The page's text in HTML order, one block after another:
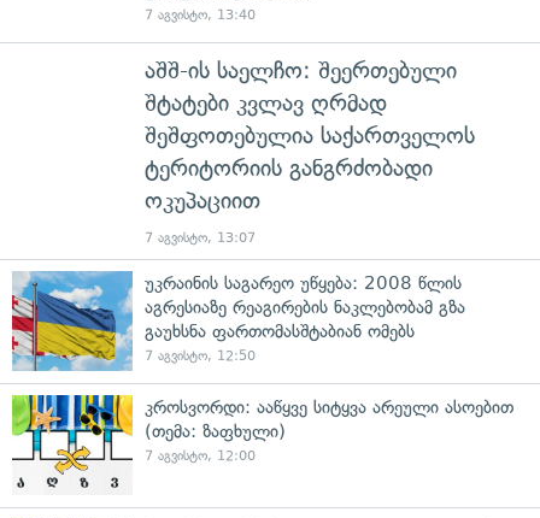
7 აგვისტო, 13:40
აშშ-ის საელჩო: შეერთებული
შტატები კვლავ ღრმად
შეშფოთებულია საქართველოს
ტერიტორიის განგრძობადი
ოკუპაციით
7 აგვისტო, 13:07
უკრაინის საგარეო უწყება: 2008 წლის
აგრესიაზე რეაგირების ნაკლებობამ გზა
გაუხსნა ფართომასშტაბიან ომებს
7 აგვისტო, 12:50
კროსვორდი: ააწყვე სიტყვა არეული ასოებით
(თემა: ზაფხული)
7 აგვისტო, 12:00